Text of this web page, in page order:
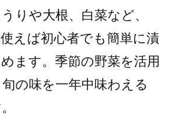
りや大根、白菜など、
えば初心者でも簡単に漬
ます。季節の野菜を活用
の味を一年中味わえる